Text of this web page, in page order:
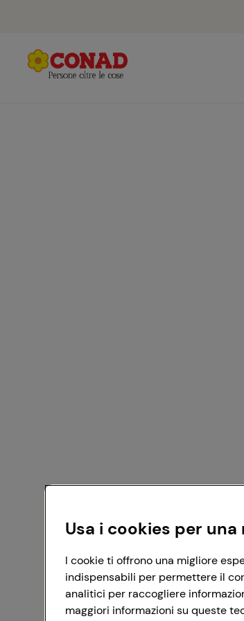
Usa i cookies per
I cookie ti offrono una migliore
indispensabili per permettere il
analitici per raccogliere
maggiori informazioni su queste